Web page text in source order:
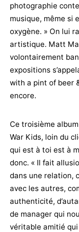
photographie
musique, même si
oxygène. » On lui
artistique. Matt
volontairement
expositions
with a pint of beer
encore.
Ce troisième
War Kids, loin du
qui est à toi est à
donc. « Il fait
dans une relation,
avec les autres,
authenticité,
de manager qui
véritable amitié